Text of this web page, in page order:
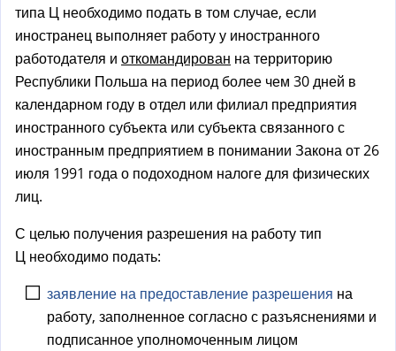
типа Ц необходимо подать в том случае, если
иностранец выполняет работу у иностранного
работодателя и откомандирован на территорию
Республики Польша на период более чем 30 дней в
календарном году в отдел или филиал предприятия
иностранного субъекта или субъекта связанного с
иностранным предприятием в понимании Закона от 26
июля 1991 года о подоходном налоге для физических
лиц.
С целью получения разрешения на работу тип
Ц необходимо подать:
заявление на предоставление разрешения на
работу, заполненное согласно с разъяснениями и
подписанное уполномоченным лицом